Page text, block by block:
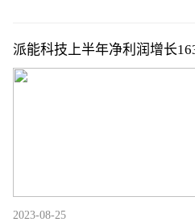
派能科技上半年净利润增长
应用
2023-08-25